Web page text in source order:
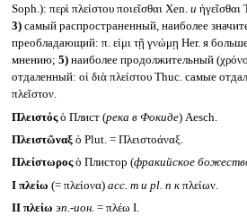
Soph.): περὶ πλείστου ποιεῖσθαι Xen. и
3)самый распространенный, наиболее
преобладающий: π. εἰμι τῇ γνώμῃ Her. я
мнению; 5)наиболее продолжительный
отдаленный: οἱ διὰ πλείστου Thuc. самые
πλεῖστον.
Πλειστόςὁ Плист (река в Фокиде) Aesch.
Πλειστῶναξ ὁ Plut. = Πλειστοάναξ.
Πλείστωροςὁ Плистор (фракийское
I πλείω (= πλείονα) acc. m и pl. n кπλείων.
II πλείω эп.-ион. = πλέω I.